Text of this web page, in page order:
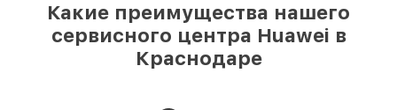
Какие преимущества нашего
сервисного центра Huawei в
Краснодаре